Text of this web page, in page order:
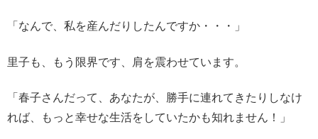
「なんで、私を産んだりしたんですか・・・」
里子も、もう限界です、肩を震わせています。
「春子さんだって、あなたが、勝手に連れてきたりしなけ
れば、もっと幸せな生活をしていたかも知れません！」